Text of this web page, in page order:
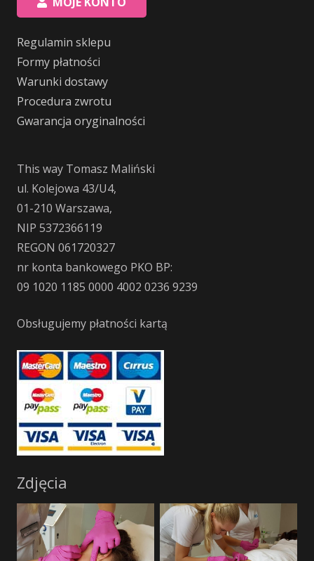
Regulamin sklepu
Formy płatności
Warunki dostawy
Procedura zwrotu
Gwarancja oryginalności
This way Tomasz Maliński
ul. Kolejowa 43/U4,
01-210 Warszawa,
NIP 5372366119
REGON 061720327
nr konta bankowego PKO BP:
09 1020 1185 0000 4002 0236 9239
Obsługujemy płatności kartą
Zdjęcia